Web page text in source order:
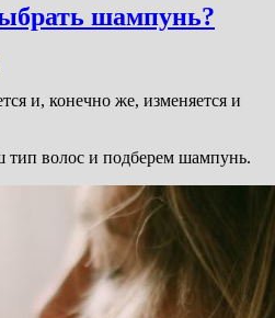
шампунь?
и, конечно же, изменяется и
волос и подберем шампунь.